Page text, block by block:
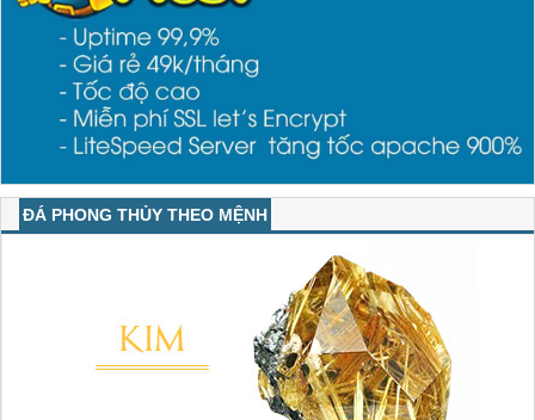
ĐÁ PHONG THỦY THEO MỆNH